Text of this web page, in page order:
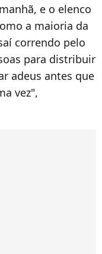
e o elenco
a maioria da
correndo pelo
para distribuir
adeus antes que
vez",